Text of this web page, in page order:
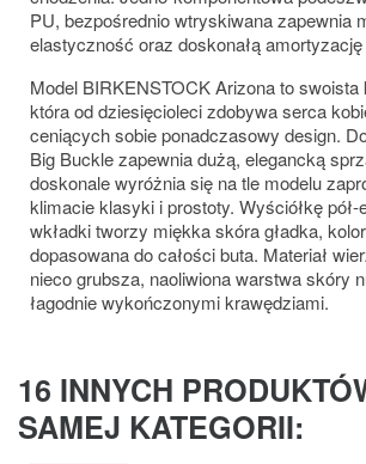
PU, bezpośrednio wtryskiwana zapewnia
elastyczność oraz doskonałą
Model BIRKENSTOCK Arizona to
która od dziesięcioleci zdobywa serca
ceniących sobie ponadczasowy design.
Big Buckle zapewnia dużą, elegancką
doskonale wyróżnia się na tle modelu
klimacie klasyki i prostoty. Wyściółkę
wkładki tworzy miękka skóra gładka,
dopasowana do całości buta. Materiał
nieco grubsza, naoliwiona warstwa skóry
łagodnie wykończonymi krawędziami.
16 INNYCH
SAMEJ KATEGORII: